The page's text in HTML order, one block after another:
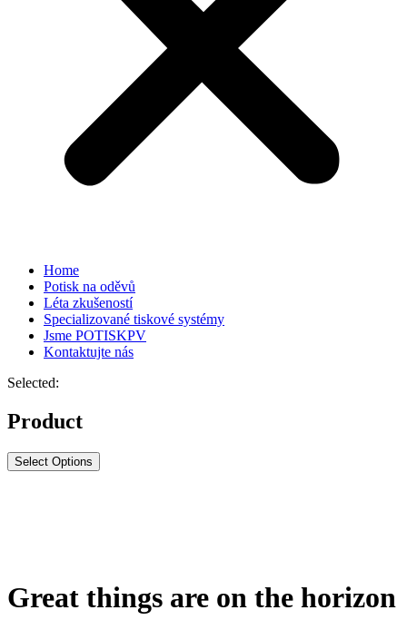
Home
Potisk na oděvů
Léta zkušeností
Specializované tiskové systémy
Jsme POTISKPV
Kontaktujte nás
Selected:
Product
Select Options
Great things are on the horizon